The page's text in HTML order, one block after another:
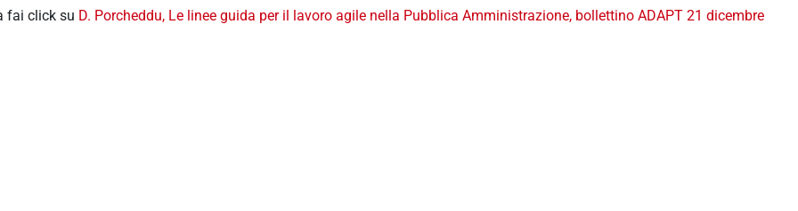
fai click su D. Porcheddu, Le linee guida per il lavoro agile nella Pubblica Amministrazione, bollettino ADAPT 21 dicembre